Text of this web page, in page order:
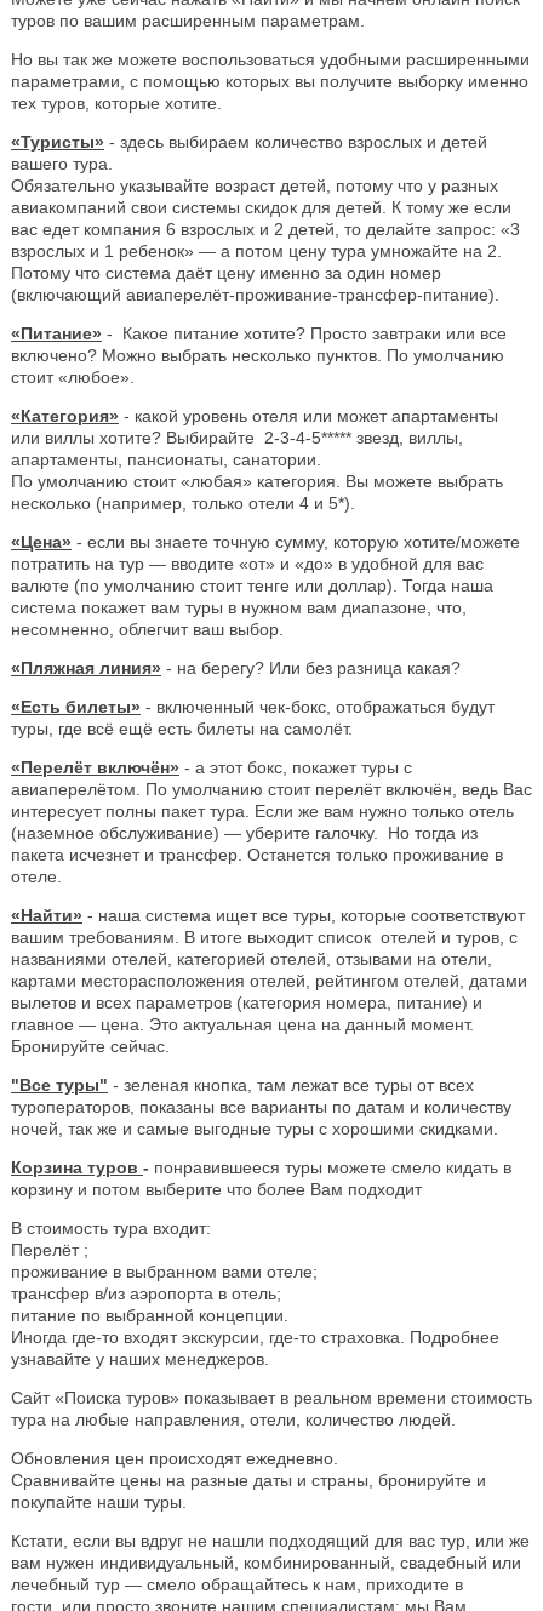
туров по вашим расширенным параметрам.
Но вы так же можете воспользоваться удобными расширенными
параметрами, с помощью которых вы получите выборку именно
тех туров, которые хотите.
«Туристы» - здесь выбираем количество взрослых и детей
вашего тура.
Обязательно указывайте возраст детей, потому что у разных
авиакомпаний свои системы скидок для детей. К тому же если
вас едет компания 6 взрослых и 2 детей, то делайте запрос: «3
взрослых и 1 ребенок» — а потом цену тура умножайте на 2.
Потому что система даёт цену именно за один номер
(включающий авиаперелёт-проживание-трансфер-питание).
«Питание» - Какое питание хотите? Просто завтраки или все
включено? Можно выбрать несколько пунктов. По умолчанию
стоит «любое».
«Категория» - какой уровень отеля или может апартаменты
или виллы хотите? Выбирайте 2-3-4-5***** звезд, виллы,
апартаменты, пансионаты, санатории.
По умолчанию стоит «любая» категория. Вы можете выбрать
несколько (например, только отели 4 и 5*).
«Цена» - если вы знаете точную сумму, которую хотите/можете
потратить на тур — вводите «от» и «до» в удобной для вас
валюте (по умолчанию стоит тенге или доллар). Тогда наша
система покажет вам туры в нужном вам диапазоне, что,
несомненно, облегчит ваш выбор.
«Пляжная линия» - на берегу? Или без разница какая?
«Есть билеты» - включенный чек-бокс, отображаться будут
туры, где всё ещё есть билеты на самолёт.
«Перелёт включён» - а этот бокс, покажет туры с
авиаперелётом. По умолчанию стоит перелёт включён, ведь Вас
интересует полны пакет тура. Если же вам нужно только отель
(наземное обслуживание) — уберите галочку. Но тогда из
пакета исчезнет и трансфер. Останется только проживание в
отеле.
«Найти» - наша система ищет все туры, которые соответствуют
вашим требованиям. В итоге выходит список отелей и туров, с
названиями отелей, категорией отелей, отзывами на отели,
картами месторасположения отелей, рейтингом отелей, датами
вылетов и всех параметров (категория номера, питание) и
главное — цена. Это актуальная цена на данный момент.
Бронируйте сейчас.
"Все туры" - зеленая кнопка, там лежат все туры от всех
туроператоров, показаны все варианты по датам и количеству
ночей, так же и самые выгодные туры с хорошими скидками.
Корзина туров - понравившееся туры можете смело кидать в
корзину и потом выберите что более Вам подходит
В стоимость тура входит:
Перелёт ;
проживание в выбранном вами отеле;
трансфер в/из аэропорта в отель;
питание по выбранной концепции.
Иногда где-то входят экскурсии, где-то страховка. Подробнее
узнавайте у наших менеджеров.
Сайт «Поиска туров» показывает в реальном времени стоимость
тура на любые направления, отели, количество людей.
Обновления цен происходят ежедневно.
Сравнивайте цены на разные даты и страны, бронируйте и
покупайте наши туры.
Кстати, если вы вдруг не нашли подходящий для вас тур, или же
вам нужен индивидуальный, комбинированный, свадебный или
лечебный тур — смело обращайтесь к нам, приходите в
гости, или просто звоните нашим специалистам: мы Вам